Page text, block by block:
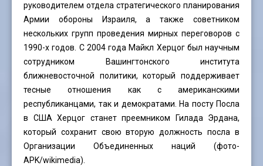
руководителем отдела стратегического планирования
Армии обороны Израиля, а также советником
нескольких групп проведения мирных переговоров с
1990-х годов. С 2004 года Майкл Херцог был научным
сотрудником Вашингтонского института
ближневосточной политики, который поддерживает
тесные отношения как с американскими
республиканцами, так и демократами. На посту Посла
в США Херцог станет преемником Гилада Эрдана,
который сохранит свою вторую должность посла в
Организации Объединенных наций (фото-
APK/wikimedia).